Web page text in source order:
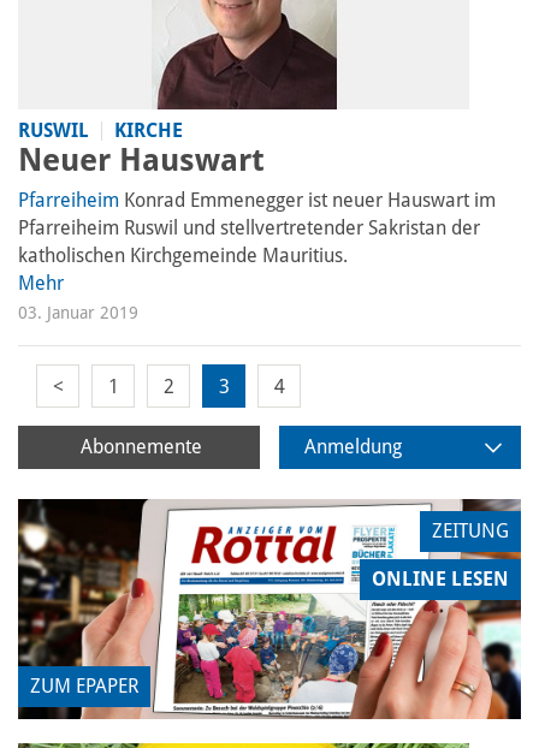
RUSWIL KIRCHE
Neuer Hauswart
Pfarreiheim Konrad Emmenegger ist neuer Hauswart im
Pfarreiheim Ruswil und stellvertretender Sakristan der
katholischen Kirchgemeinde Mauritius.
Mehr
03. Januar 2019
< 1 2 3 4
Abonnemente Anmeldung
ZUM EPAPER
ZEITUNG
ONLINE LESEN